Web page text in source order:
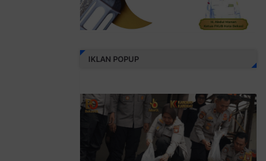
IKLAN POPUP